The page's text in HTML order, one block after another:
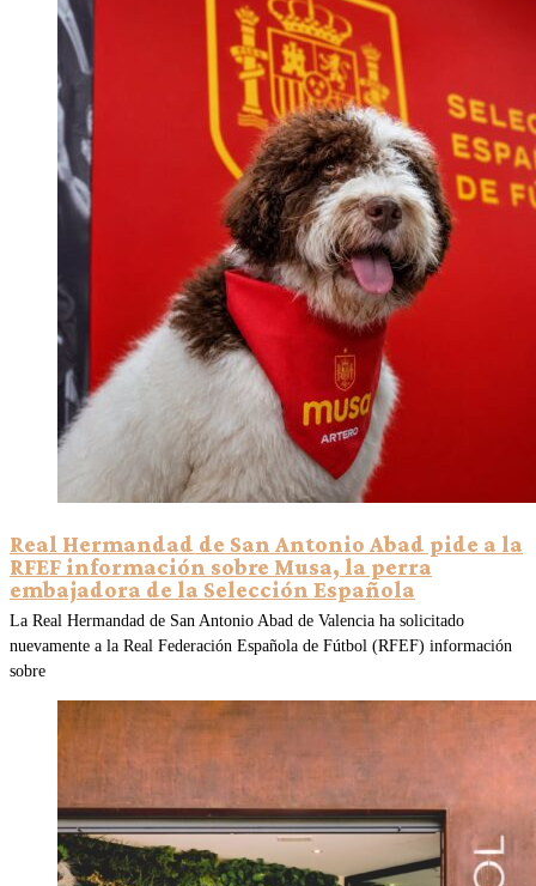
Real Hermandad de San Antonio Abad pide a la
RFEF información sobre Musa, la perra
embajadora de la Selección Española
La Real Hermandad de San Antonio Abad de Valencia ha solicitado
nuevamente a la Real Federación Española de Fútbol (RFEF) información
sobre